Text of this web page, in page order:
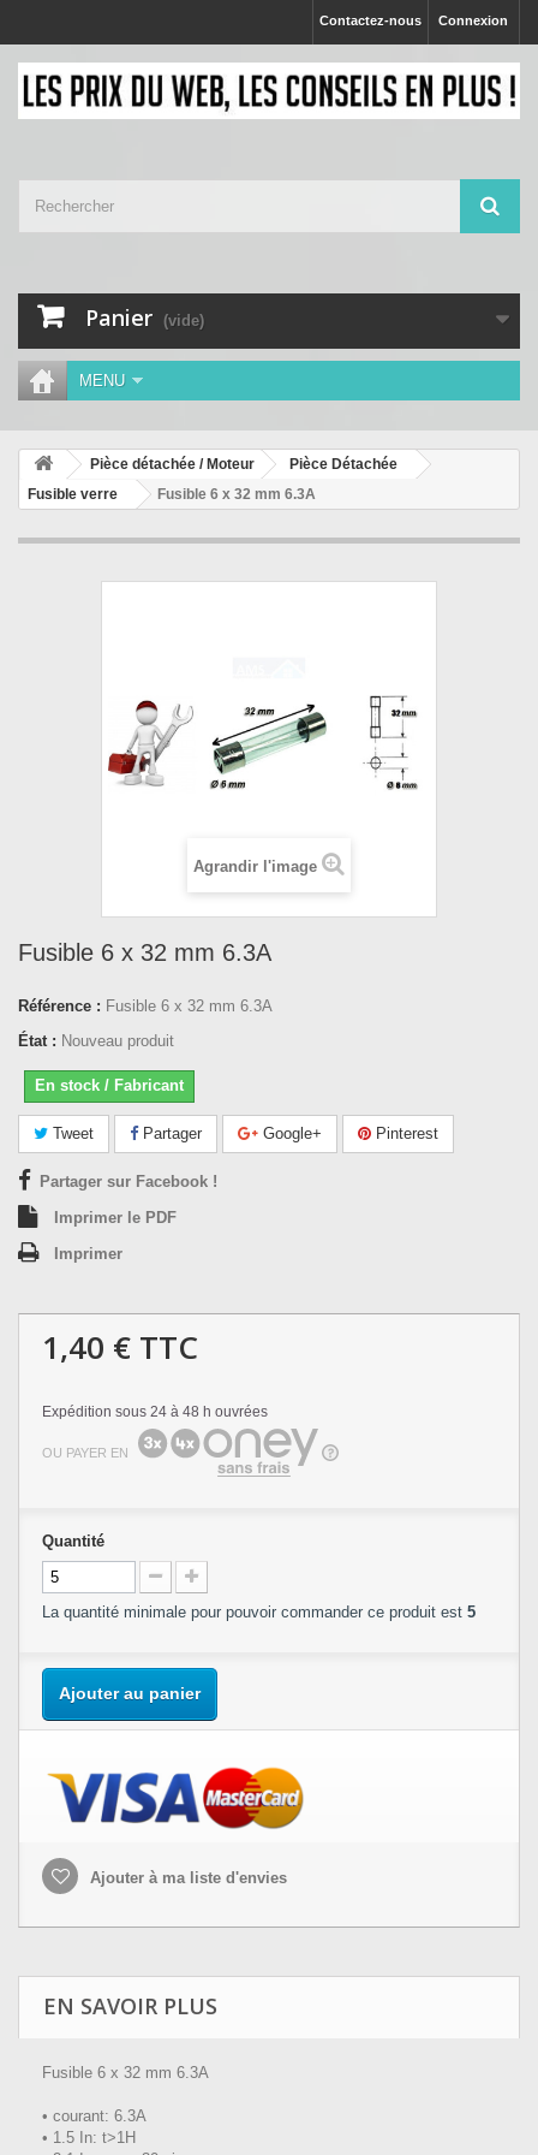
Connexion
Contactez-nous
Panier (vide)
MENU
Pièce détachée / Moteur
Pièce Détachée
Fusible verre
Fusible 6 x 32 mm 6.3A
Agrandir l'image
Fusible 6 x 32 mm 6.3A
Référence : Fusible 6 x 32 mm 6.3A
État : Nouveau produit
En stock / Fabricant
Tweet Partager Google+ Pinterest
Partager sur Facebook !
Imprimer le PDF
Imprimer
1,40 € TTC
Expédition sous 24 à 48 h ouvrées
OU PAYER EN
Quantité
La quantité minimale pour pouvoir commander ce produit est 5
Ajouter au panier
Ajouter à ma liste d'envies
EN SAVOIR PLUS
Fusible 6 x 32 mm 6.3A
• courant: 6.3A
• 1.5 In: t>1H